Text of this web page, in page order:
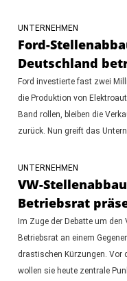
UNTERNEHMEN
Ford-
Deutschland
Ford investierte fast zwei
die Produktion von
Band rollen, bleiben die
zurück. Nun greift das
UNTERNEHMEN
VW-
Betriebsrat
Im Zuge der Debatte um den
Betriebsrat an einem
drastischen Kürzungen. Vor
wollen sie heute zentrale